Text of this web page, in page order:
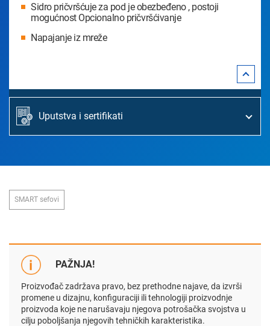
Sidro pričvršćuje za pod je obezbeđeno , postoji
mogućnost Opcionalno pričvršćivanje
Napajanje iz mreže
Uputstva i sertifikati
SMART sefovi
PAŽNJA!
Proizvođač zadržava pravo, bez prethodne najave, da izvrši
promene u dizajnu, konfiguraciji ili tehnologiji proizvodnje
proizvoda koje ne narušavaju njegova potrošačka svojstva u
cilju poboljšanja njegovih tehničkih karakteristika.